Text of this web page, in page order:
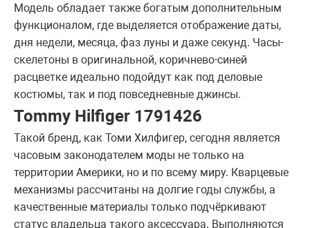
Модель обладает также богатым дополнительным
функционалом, где выделяется отображение даты,
дня недели, месяца, фаз луны и даже секунд. Часы-
скелетоны в оригинальной, коричнево-синей
расцветке идеально подойдут как под деловые
костюмы, так и под повседневные джинсы.
Tommy Hilfiger 1791426
Такой бренд, как Томи Хилфигер, сегодня является
часовым законодателем моды не только на
территории Америки, но и по всему миру. Кварцевые
механизмы рассчитаны на долгие годы службы, а
качественные материалы только подчёркивают
статус владельца такого аксессуара. Выполняются